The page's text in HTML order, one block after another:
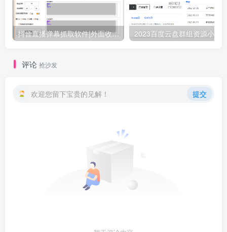
抖音直播弹幕抓取软件|外面收费1988元的斗音直播间用户弹幕采集|无限私信机精准获客(附教程+脚本)
评论 抢沙发
欢迎您留下宝贵的见解！ 提交